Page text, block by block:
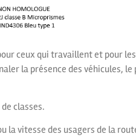
ceux qui travaillent et pour
la présence des véhicules,
classes.
la vitesse des usagers de la